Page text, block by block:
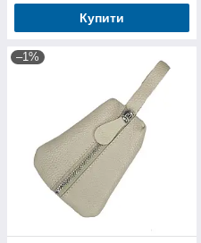
Купити
–1%